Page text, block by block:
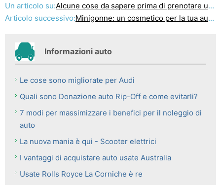
Un articolo su:Alcune cose da sapere prima di prenotare un servizio di limousine
Articolo successivo:Minigonne: un cosmetico per la tua auto
Informazioni auto
Le cose sono migliorate per Audi
Quali sono Donazione auto Rip-Off e come evitarli?
7 modi per massimizzare i benefici per il noleggio di
auto
La nuova mania è qui - Scooter elettrici
I vantaggi di acquistare auto usate Australia
Usate Rolls Royce La Corniche è re